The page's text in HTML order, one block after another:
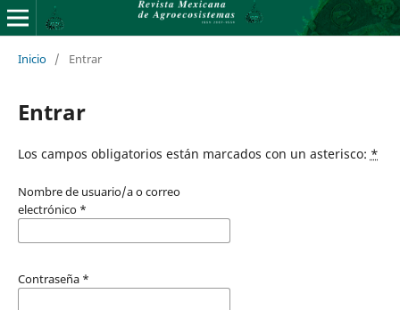
Inicio / Entrar
Entrar
Los campos obligatorios están marcados con un asterisco: *
Nombre de usuario/a o correo
electrónico *
Contraseña *